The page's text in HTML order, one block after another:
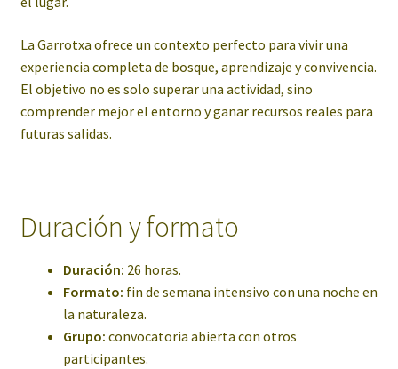
La Garrotxa ofrece un contexto perfecto para vivir una
experiencia completa de bosque, aprendizaje y convivencia.
El objetivo no es solo superar una actividad, sino
comprender mejor el entorno y ganar recursos reales para
futuras salidas.
Duración y formato
Duración: 26 horas.
Formato: fin de semana intensivo con una noche en
la naturaleza.
Grupo: convocatoria abierta con otros
participantes.